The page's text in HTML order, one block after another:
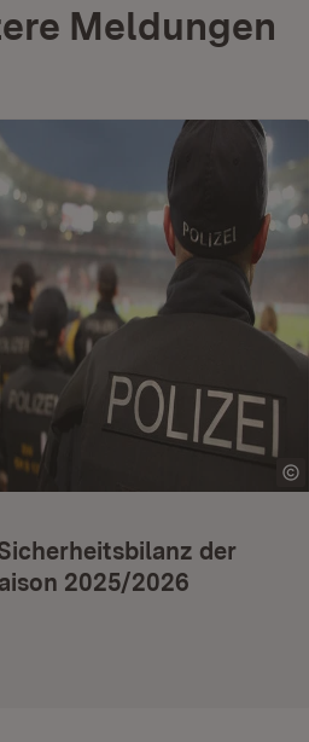
Meldungen
der
2025/2026